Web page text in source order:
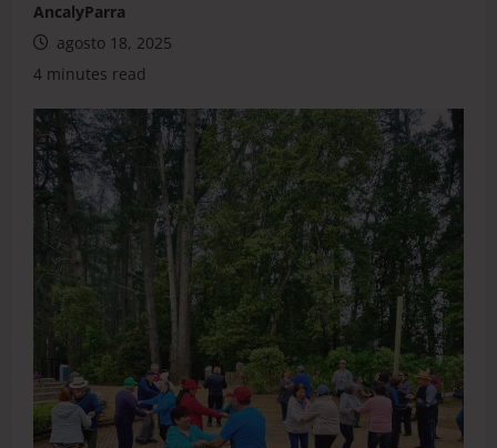
AncalyParra
agosto 18, 2025
4 minutes read